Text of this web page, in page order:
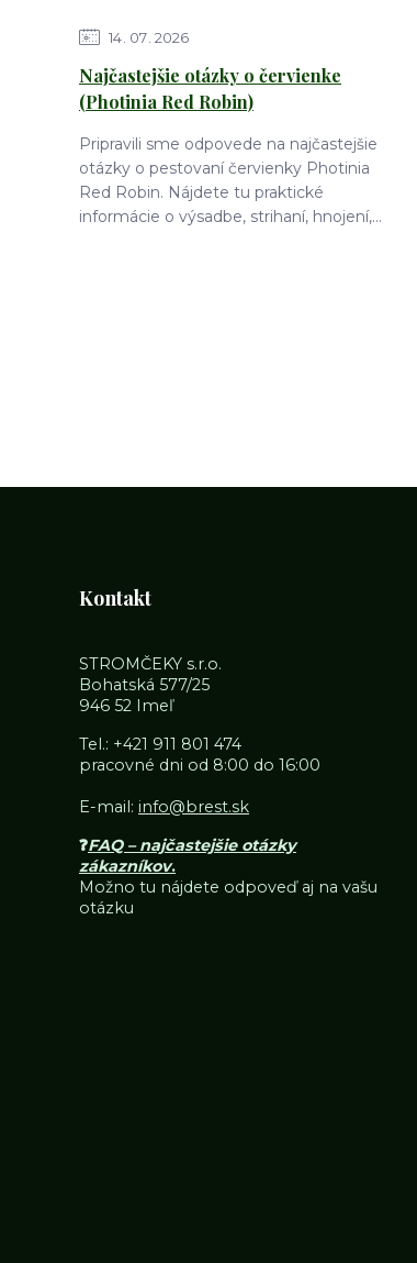
14 07 2026
Najčastejšie otázky o červienke
(Photinia Red Robin)
Pripravili sme odpovede na najčastejšie
otázky o pestovaní červienky Photinia
Red Robin. Nájdete tu praktické
informácie o výsadbe, strihaní, hnojení,...
Kontakt
STROMČEKY s.r.o.
Bohatská 577/25
946 52 Imeľ
Tel.: +421 911 801 474
pracovné dni od 8:00 do 16:00
E-mail: info@brest.sk
❓FAQ – najčastejšie otázky
zákazníkov.
Možno tu nájdete odpoveď aj na vašu
otázku